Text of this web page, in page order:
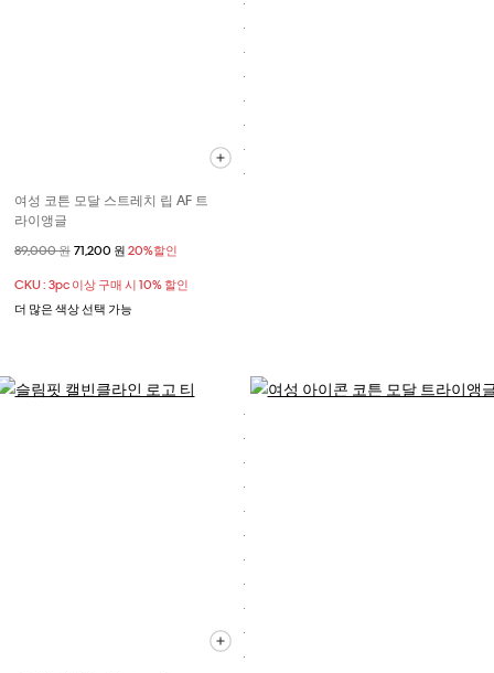
여성 코튼 모달 스트레치 립 AF 트
라이앵글
할인 전 가격
89,000 원할인된 가격
71,200 원 20%할인
CKU : 3pc 이상 구매 시 10% 할인
더 많은 색상 선택 가능